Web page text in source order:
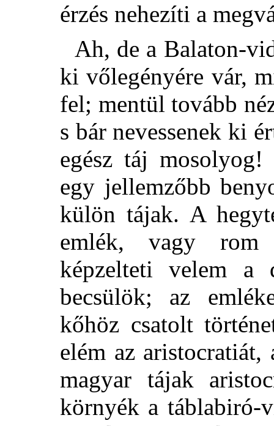
érzés nehezíti a
Ah, de a Balaton-
ki vőlegényére vár,
fel; mentül tovább
s bár nevessenek ki
egész táj
egy jellemzőbb
külön tájak. A
emlék, vagy rom
képzelteti velem a
becsülök; az
kőhöz csatolt
elém az
magyar tájak
környék a táblabiró-